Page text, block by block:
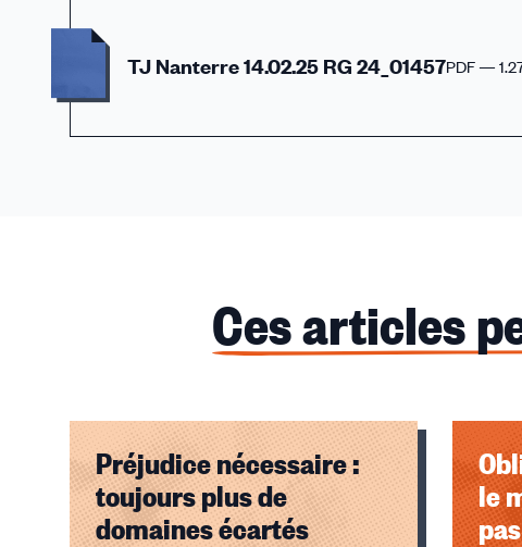
TJ Nanterre 14.02.25 RG 24_01457PDF —
Ces articles
Préjudice nécessaire :
toujours plus de
domaines écartés
le